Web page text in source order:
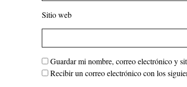
Sitio web
Guardar mi nombre, correo electrónico y
Recibir un correo electrónico con los